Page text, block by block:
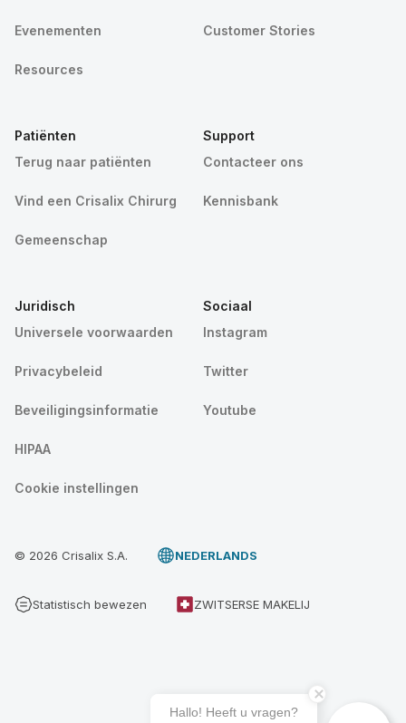
Evenementen
Resources
Customer Stories
Patiënten
Terug naar patiënten
Vind een Crisalix Chirurg
Gemeenschap
Support
Contacteer ons
Kennisbank
Juridisch
Universele voorwaarden
Privacybeleid
Beveiligingsinformatie
HIPAA
Cookie instellingen
Sociaal
Instagram
Twitter
Youtube
© 2026 Crisalix S.A. NEDERLANDS
Statistisch bewezen ZWITSERSE MAKELIJ
Hallo! Heeft u vragen?